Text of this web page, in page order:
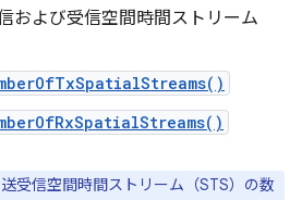
および受信空間時間ストリーム
受信空間時間ストリーム（STS）の数